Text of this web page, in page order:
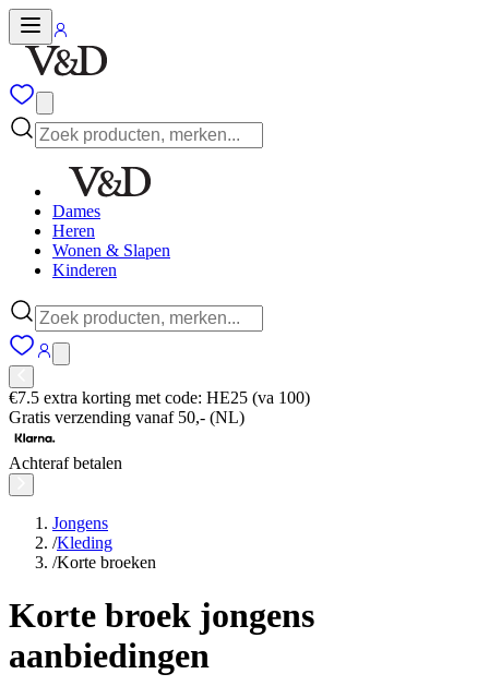
Dames
Heren
Wonen & Slapen
Kinderen
€7.5 extra korting met code: HE25 (va 100)
Gratis verzending vanaf 50,- (NL)
Achteraf betalen
Jongens
/Kleding
/Korte broeken
Korte broek jongens
aanbiedingen